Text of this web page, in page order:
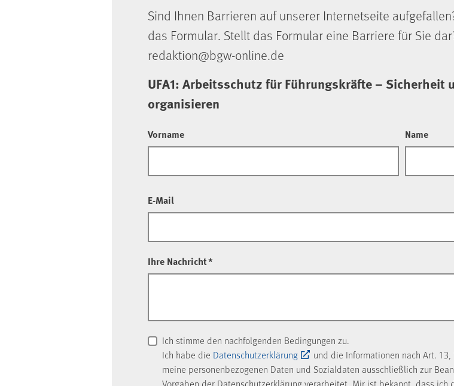
Sind Ihnen Barrieren auf unserer Internetseite
das Formular. Stellt das Formular eine Barriere für Sie
redaktion@bgw-online.de
UFA1: Arbeitsschutz für Führungskräfte – Sicherheit
organisieren
Vorname Name
E-Mail
Ihre Nachricht*
Ich stimme den nachfolgenden Bedingungen zu.
Ich habe die Datenschutzerklärung
und die Informationen nach Art.
meine personenbezogenen Daten und Sozialdaten ausschließlich zur
Vorgaben der Datenschutzerklärung verarbeitet. Mir ist bekannt, dass